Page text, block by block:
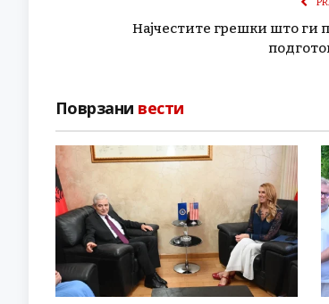
Најчестите грешки што ги
Поврзани вести